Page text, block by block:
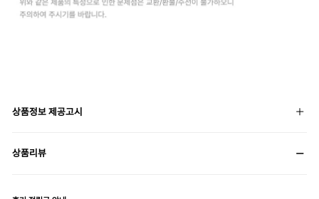
상품정보 제공고시
상품리뷰